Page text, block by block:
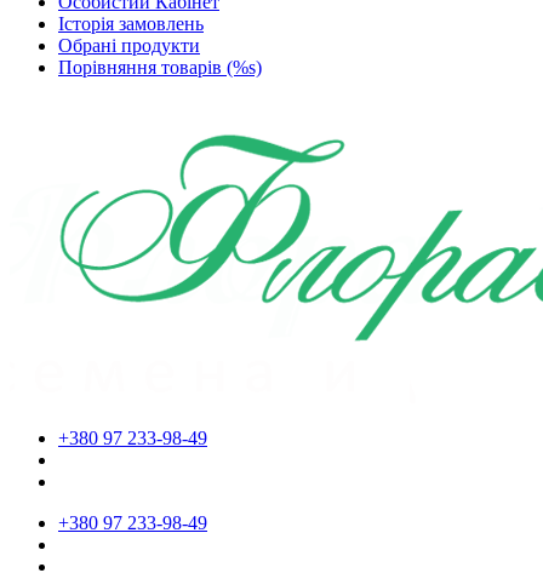
Історія замовлень
Обрані продукти
Порівняння товарів (%s)
+380 97 233-98-49
+380 97 233-98-49